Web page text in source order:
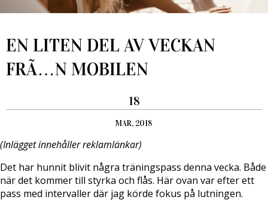
EN LITEN DEL AV VECKAN
FRÃ…N MOBILEN
18
MAR, 2018
(Inlägget innehåller reklamlänkar)
Det har hunnit blivit några träningspass denna vecka. Både
när det kommer till styrka och flås. Här ovan var efter ett
pass med intervaller där jag körde fokus på lutningen.